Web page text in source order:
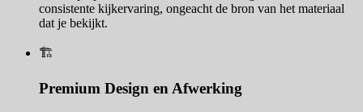
consistente kijkervaring, ongeacht de bron van het materiaal
dat je bekijkt.
🏗️
Premium Design en Afwerking